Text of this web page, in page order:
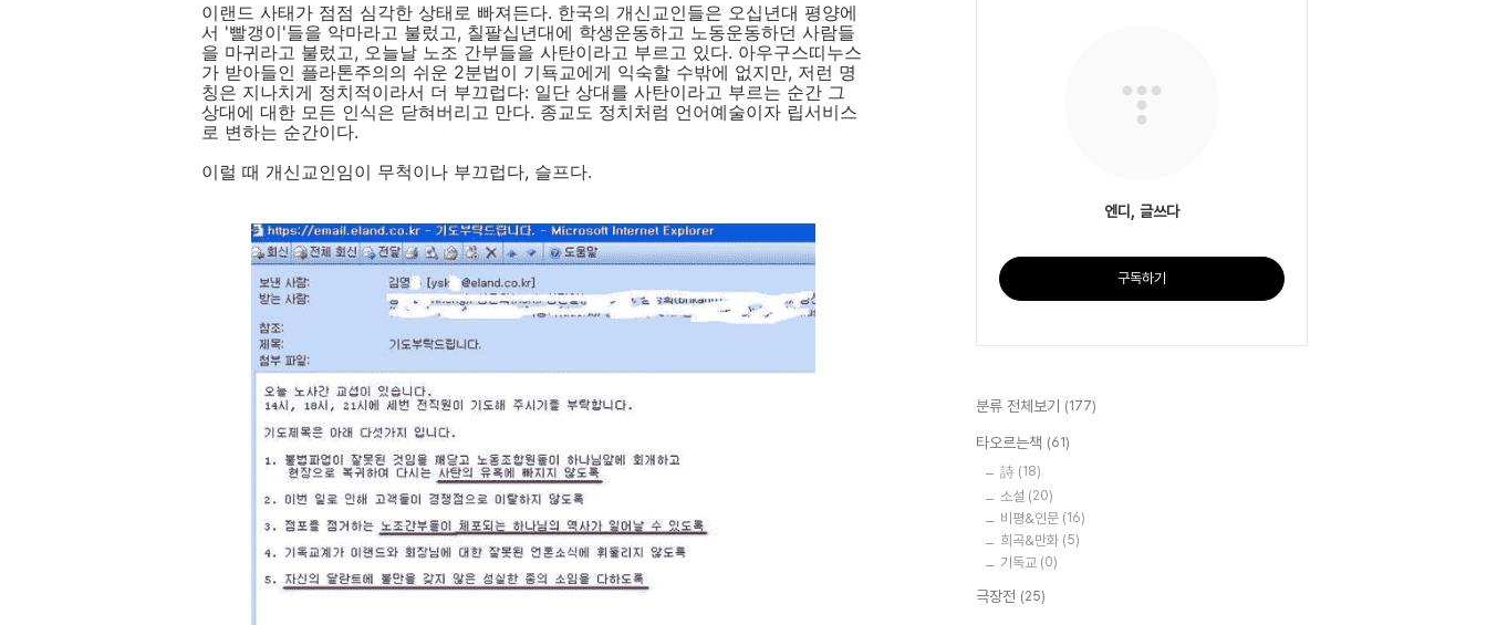
이랜드 사태가 점점 심각한 상태로 빠져든다. 한국의 개신교인들은 오십년대 평양에
서 '빨갱이'들을 악마라고 불렀고, 칠팔십년대에 학생운동하고 노동운동하던 사람들
을 마귀라고 불렀고, 오늘날 노조 간부들을 사탄이라고 부르고 있다. 아우구스띠누스
가 받아들인 플라톤주의의 쉬운 2분법이 기됵교에게 익숙할 수밖에 없지만, 저런 명
칭은 지나치게 정치적이라서 더 부끄럽다: 일단 상대를 사탄이라고 부르는 순간 그
상대에 대한 모든 인식은 닫혀버리고 만다. 종교도 정치처럼 언어예술이자 립서비스
로 변하는 순간이다.
이럴 때 개신교인임이 무척이나 부끄럽다, 슬프다.
엔디, 글쓰다
구독하기
분류 전체보기 (177)
타오르는책 (61)
詩 (18)
소설 (20)
비평&인문 (16)
희곡&만화 (5)
기독교 (0)
극장전 (25)